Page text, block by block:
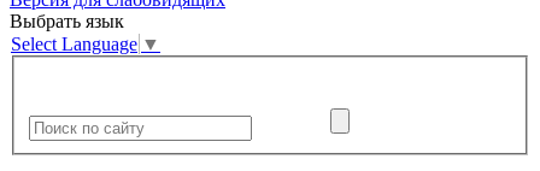
Выбрать язык
Select Language ▼